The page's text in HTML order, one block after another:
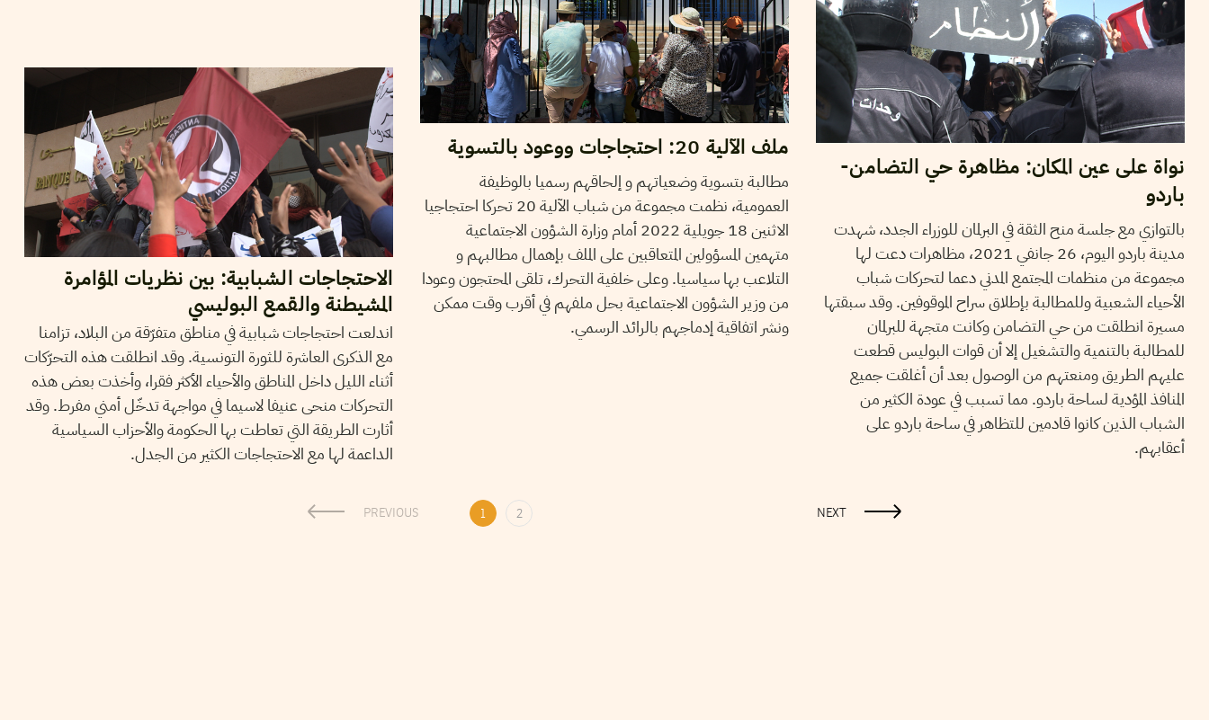
ملف الآلية 20: احتجاجات ووعود بالتسوية
مطالبة بتسوية وضعياتهم و إلحاقهم رسميا بالوظيفة
العمومية، نظمت مجموعة من شباب الآلية 20 تحركا احتجاجيا
الاثنين 18 جويلية 2022 أمام وزارة الشؤون الاجتماعية
متهمين المسؤولين المتعاقبين على الملف بإهمال مطالبهم و
التلاعب بها سياسيا. وعلى خلفية التحرك، تلقى المحتجون وعودا
من وزير الشؤون الاجتماعية بحل ملفهم في أقرب وقت ممكن
ونشر اتفاقية إدماجهم بالرائد الرسمي.
نواة على عين المكان: مظاهرة حي التضامن-
باردو
بالتوازي مع جلسة منح الثقة في البرلمان للوزراء الجدد، شهدت
مدينة باردو اليوم، 26 جانفي 2021، مظاهرات دعت لها
مجموعة من منظمات المجتمع المدني دعما لتحركات شباب
الأحياء الشعبية وللمطالبة بإطلاق سراح الموقوفين. وقد سبقتها
مسيرة انطلقت من حي التضامن وكانت متجهة للبرلمان
للمطالبة بالتنمية والتشغيل إلا أن قوات البوليس قطعت
عليهم الطريق ومنعتهم من الوصول بعد أن أغلقت جميع
المنافذ المؤدية لساحة باردو. مما تسبب في عودة الكثير من
الشباب الذين كانوا قادمين للتظاهر في ساحة باردو على
أعقابهم.
الاحتجاجات الشبابية: بين نظريات المؤامرة
المشيطنة والقمع البوليسي
اندلعت احتجاجات شبابية في مناطق متفرّقة من البلاد، تزامنا
مع الذكرى العاشرة للثورة التونسية. وقد انطلقت هذه التحرّكات
أثناء الليل داخل المناطق والأحياء الأكثر فقرا، وأخذت بعض هذه
التحركات منحى عنيفا لاسيما في مواجهة تدخّل أمني مفرط. وقد
أثارت الطريقة التي تعاطت بها الحكومة والأحزاب السياسية
الداعمة لها مع الاحتجاجات الكثير من الجدل.
PREVIOUS 1 2 NEXT